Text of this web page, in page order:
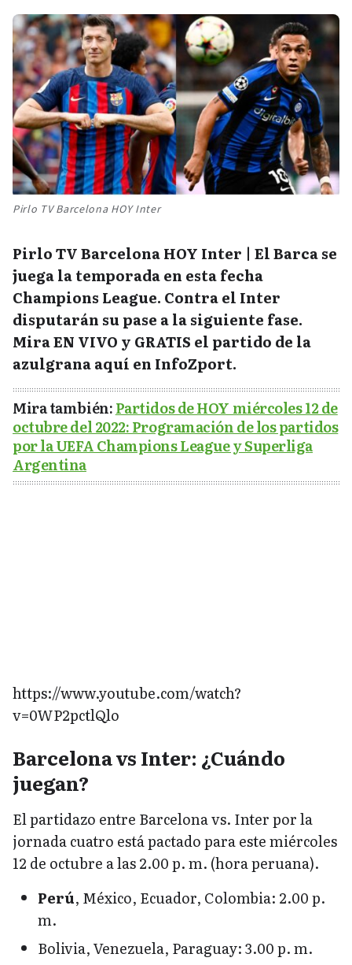
Pirlo TV Barcelona HOY Inter
Pirlo TV Barcelona HOY Inter | El Barca se
juega la temporada en esta fecha
Champions League. Contra el Inter
disputarán su pase a la siguiente fase.
Mira EN VIVO y GRATIS el partido de la
azulgrana aquí en InfoZport.
Mira también:Partidos de HOY miércoles 12 de
octubre del 2022: Programación de los partidos
por la UEFA Champions League y Superliga
Argentina
https://www.youtube.com/watch?
v=0WP2pctlQlo
Barcelona vs Inter: ¿Cuándo
juegan?
El partidazo entre Barcelona vs. Inter por la
jornada cuatro está pactado para este miércoles
12 de octubre a las 2.00 p. m. (hora peruana).
Perú, México, Ecuador, Colombia: 2.00 p.
m.
Bolivia, Venezuela, Paraguay: 3.00 p. m.